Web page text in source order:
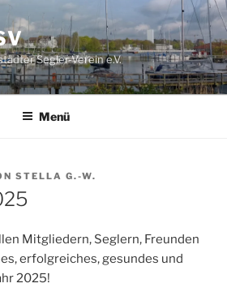
Segler-Verein e.V.
Menü
STELLA G.-W.
Mitgliedern, Seglern, Freunden
erfolgreiches, gesundes und
2025!